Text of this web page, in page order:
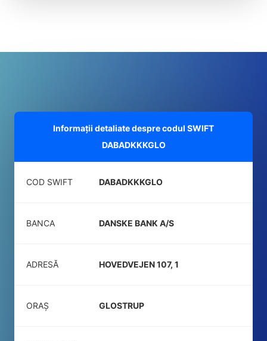
Informații detaliate despre codul SWIFT
DABADKKKGLO
COD SWIFT DABADKKKGLO
BANCA DANSKE BANK A/S
ADRESĂ HOVEDVEJEN 107, 1
ORAȘ GLOSTRUP